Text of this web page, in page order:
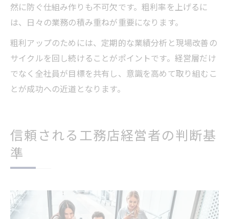
然に防ぐ仕組み作りも不可欠です。粗利率を上げるに
は、日々の業務の積み重ねが重要になります。
粗利アップのためには、定期的な業績分析と現場改善の
サイクルを回し続けることがポイントです。経営層だけ
でなく全社員が目標を共有し、意識を高めて取り組むこ
とが成功への近道となります。
信頼される工務店経営者の判断基
準